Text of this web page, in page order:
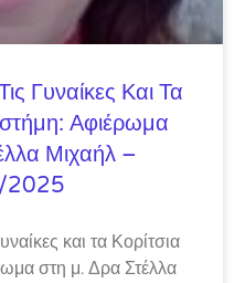
Γυναίκες Και Τα
Αφιέρωμα
Μιχαήλ –
και τα Κορίτσια
στη μ. Δρα Στέλλα